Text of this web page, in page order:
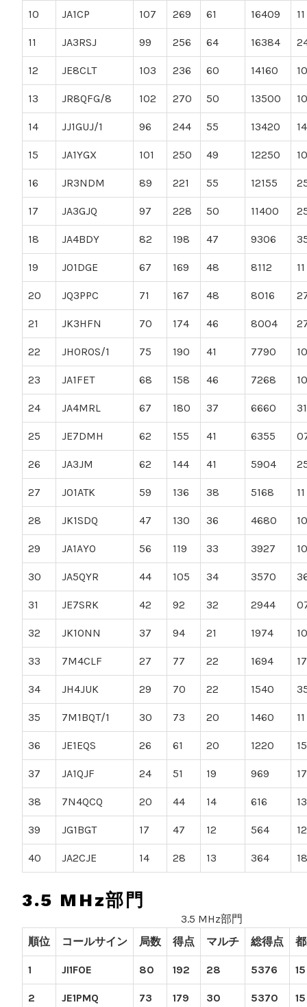
10 JA1CP 107 269 61 16409 11
11 JA3RSJ 99 256 64 16384
12 JE8CLT 103 236 60 14160
13 JR8QFG/8 102 270 50 13500
14 JJ1GUJ/1 96 244 55 13420 14
15 JA1YGX 101 250 49 12250 10
16 JR3NDM 89 221 55 12155
17 JA3GJQ 97 228 50 11400
18 JA4BDY 82 198 47 9306
19 JO1DGE 67 169 48 8112 11
20 JQ3PPC 71 167 48 8016
21 JK3HFN 70 174 46 8004
22 JH0ROS/1 75 190 41 7790 10
23 JA1FET 68 158 46 7268
24 JA4MRL 67 180 37 6660 31
25 JE7DMH 62 155 41 6355
26 JA3JM 62 144 41 5904
27 JO1ATK 59 136 38 5168 11
28 JK1SDQ 47 130 36 4680 10
29 JA1AYO 56 119 33 3927 10
30 JA5QYR 44 105 34 3570
31 JE7SRK 42 92 32 2944
32 JK1ONN 37 94 21 1974 10
33 7M4CLF 27 77 22 1694 17
34 JH4JUK 29 70 22 1540
35 7M1BQT/1 30 73 20 1460 11
36 JE1EQS 26 61 20 1220 15
37 JA1QJF 24 51 19 969 17
38 7N4QCQ 20 44 14 616 13
39 JG1BGT 17 47 12 564 12
40 JA2CJE 14 28 13 364 18
3.5 MHz部門
3.5 MHz部門
順位
コールサイン 局数 得点 マルチ 総得点
1 JI1FOE 80 192 28 5376 15
2 JE1PMQ 73 179 30 5370 15